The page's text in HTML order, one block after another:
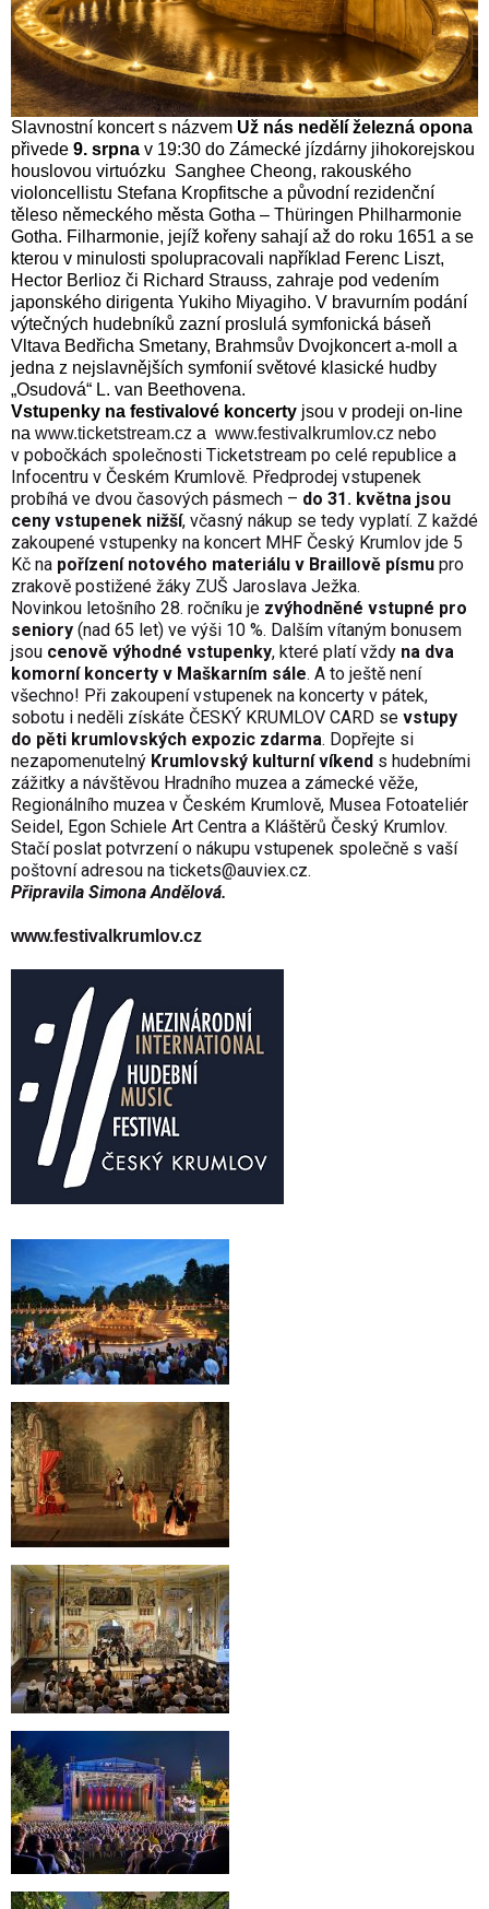
Slavnostní koncert s názvem Už nás nedělí železná opona
přivede 9. srpna v 19:30 do Zámecké jízdárny jihokorejskou
houslovou virtuózku Sanghee Cheong, rakouského
violoncellistu Stefana Kropfitsche a původní rezidenční
těleso německého města Gotha – Thüringen Philharmonie
Gotha. Filharmonie, jejíž kořeny sahají až do roku 1651 a se
kterou v minulosti spolupracovali například Ferenc Liszt,
Hector Berlioz či Richard Strauss, zahraje pod vedením
japonského dirigenta Yukiho Miyagiho. V bravurním podání
výtečných hudebníků zazní proslulá symfonická báseň
Vltava Bedřicha Smetany, Brahmsův Dvojkoncert a-moll a
jedna z nejslavnějších symfonií světové klasické hudby
„Osudová“ L. van Beethovena.
Vstupenky na festivalové koncerty jsou v prodeji on-line
na www.ticketstream.cz a www.festivalkrumlov.cz nebo
v pobočkách společnosti Ticketstream po celé republice a
Infocentru v Českém Krumlově. Předprodej vstupenek
probíhá ve dvou časových pásmech – do 31. května jsou
ceny vstupenek nižší, včasný nákup se tedy vyplatí. Z každé
zakoupené vstupenky na koncert MHF Český Krumlov jde 5
Kč na pořízení notového materiálu v Braillově písmu pro
zrakově postižené žáky ZUŠ Jaroslava Ježka.
Novinkou letošního 28. ročníku je zvýhodněné vstupné pro
seniory (nad 65 let) ve výši 10 %. Dalším vítaným bonusem
jsou cenově výhodné vstupenky, které platí vždy na dva
komorní koncerty v Maškarním sále. A to ještě není
všechno! Při zakoupení vstupenek na koncerty v pátek,
sobotu i neděli získáte ČESKÝ KRUMLOV CARD se vstupy
do pěti krumlovských expozic zdarma. Dopřejte si
nezapomenutelný Krumlovský kulturní víkend s hudebními
zážitky a návštěvou Hradního muzea a zámecké věže,
Regionálního muzea v Českém Krumlově, Musea Fotoateliér
Seidel, Egon Schiele Art Centra a Kláštěrů Český Krumlov.
Stačí poslat potvrzení o nákupu vstupenek společně s vaší
poštovní adresou na tickets@auviex.cz.
Připravila Simona Andělová.
www.festivalkrumlov.cz